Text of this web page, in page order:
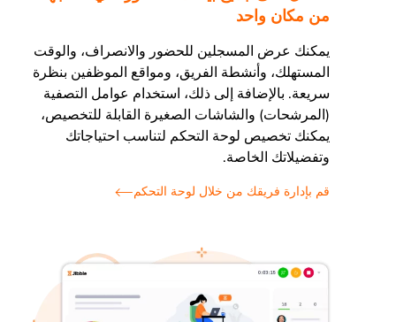
من مكان واحد
يمكنك عرض المسجلين للحضور والانصراف، والوقت
المستهلك، وأنشطة الفريق، ومواقع الموظفين بنظرة
سريعة. بالإضافة إلى ذلك، استخدام عوامل التصفية
(المرشحات) والشاشات الصغيرة القابلة للتخصيص،
يمكنك تخصيص لوحة التحكم لتناسب احتياجاتك
وتفضيلاتك الخاصة.
قم بإدارة فريقك من خلال لوحة التحكم